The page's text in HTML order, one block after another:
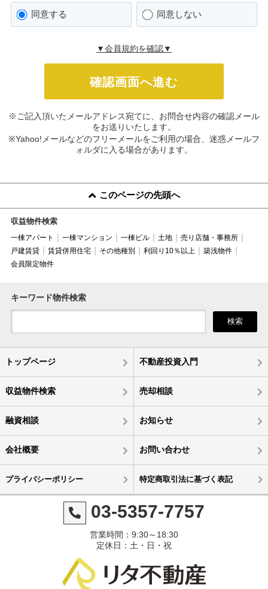
同意する 同意しない
▼会員規約を確認▼
※ご記入頂いたメールアドレス宛てに、お問合せ内容の確認メール
をお送りいたします。
※Yahoo!メールなどのフリーメールをご利用の場合、迷惑メールフ
ォルダに入る場合があります。
このページの先頭へ
収益物件検索
一棟アパート 一棟マンション 一棟ビル 土地
売り店舗・事務所
戸建賃貸
賃貸併用住宅 その他種別 利回り10％以上
築浅物件
会員限定物件
キーワード物件検索
検索
トップページ 不動産投資入門
収益物件検索 売却相談
融資相談 お知らせ
会社概要 お問い合わせ
プライバシーポリシー 特定商取引法に基づく表記
03-5357-7757
営業時間：9:30～18:30
定休日：土・日・祝